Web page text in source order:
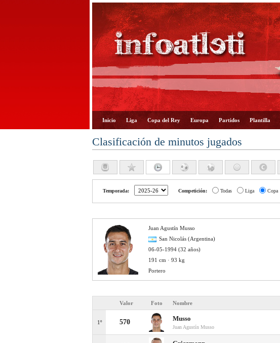
Inicio Liga Copa del Rey Europa Partidos Plantilla
Clasificación de minutos jugados
Temporada: Competición: Todas Liga Copa
Juan Agustín Musso
San Nicolás (Argentina)
06-05-1994 (32 años)
191 cm · 93 kg
Portero
Valor Foto Nombre
1º 570 Musso
Juan Agustín Musso